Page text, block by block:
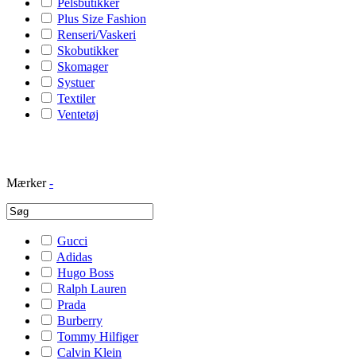
Pelsbutikker
Plus Size Fashion
Renseri/Vaskeri
Skobutikker
Skomager
Systuer
Textiler
Ventetøj
Mærker -
Gucci
Adidas
Hugo Boss
Ralph Lauren
Prada
Burberry
Tommy Hilfiger
Calvin Klein